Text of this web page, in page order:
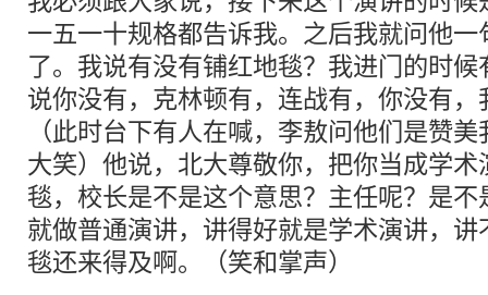
一五一十规格都告诉我。之后我就问他
了。我说有没有铺红地毯？我进门的时
说你没有，克林顿有，连战有，你没有
（此时台下有人在喊，李敖问他们是赞
大笑）他说，北大尊敬你，把你当成学
毯，校长是不是这个意思？主任呢？是
就做普通演讲，讲得好就是学术演讲，
毯还来得及啊。（笑和掌声）